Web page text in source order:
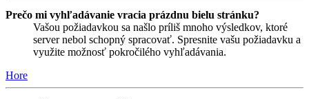
Prečo mi vyhľadávanie vracia prázdnu bielu stránku?
Vašou požiadavkou sa našlo príliš mnoho výsledkov, ktoré
server nebol schopný spracovať. Spresnite vašu požiadavku a
využite možnosť pokročilého vyhľadávania.
Hore